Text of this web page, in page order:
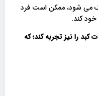
می شود، ممکن است فرد
کند.
را نیز تجربه کند؛ که